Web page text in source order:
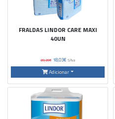
FRALDAS LINDOR CARE MAXI
40UN
20,20€ 18,03€ S/Iva
Adicionar